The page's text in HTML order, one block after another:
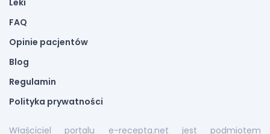
Leki
FAQ
Opinie pacjentów
Blog
Regulamin
Polityka prywatności
Właściciel portalu e-recepta.net jest podmiotem